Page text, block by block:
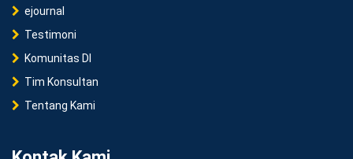
ejournal
Testimoni
Komunitas DI
Tim Konsultan
Tentang Kami